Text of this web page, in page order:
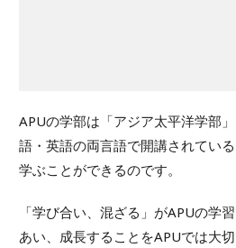
APUの学部は「アジア太平洋学部
語・英語の両言語で開講されてい
学ぶことができるのです。
「学び合い、混ざる」がAPUの学
あい、成長することをAPUでは大